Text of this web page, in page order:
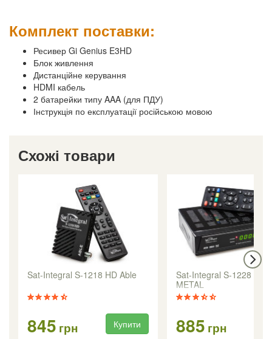
Комплект поставки:
Ресивер Gi Genius E3HD
Блок живлення
Дистанційне керування
HDMI кабель
2 батарейки типу AAA (для ПДУ)
Інструкція по експлуатації російською мовою
Схожі товари
Sat-Integral S-1218 HD Able
845 грн Купити
Sat-Integral S-1228 HD
METAL
885 грн